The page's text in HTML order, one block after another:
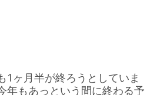
1ヶ月半が終ろうとしていま
年もあっという間に終わる予